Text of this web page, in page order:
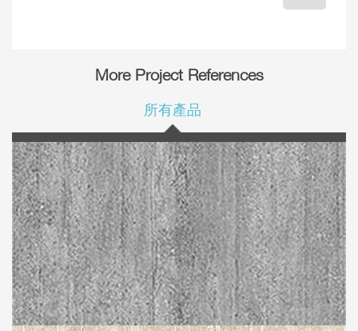
More Project References
所有產品